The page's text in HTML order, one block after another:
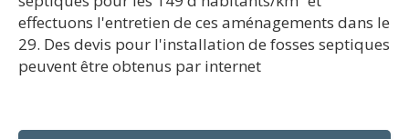
effectuons l'entretien de ces aménagements dans le
29. Des devis pour l'installation de fosses septiques
peuvent être obtenus par internet